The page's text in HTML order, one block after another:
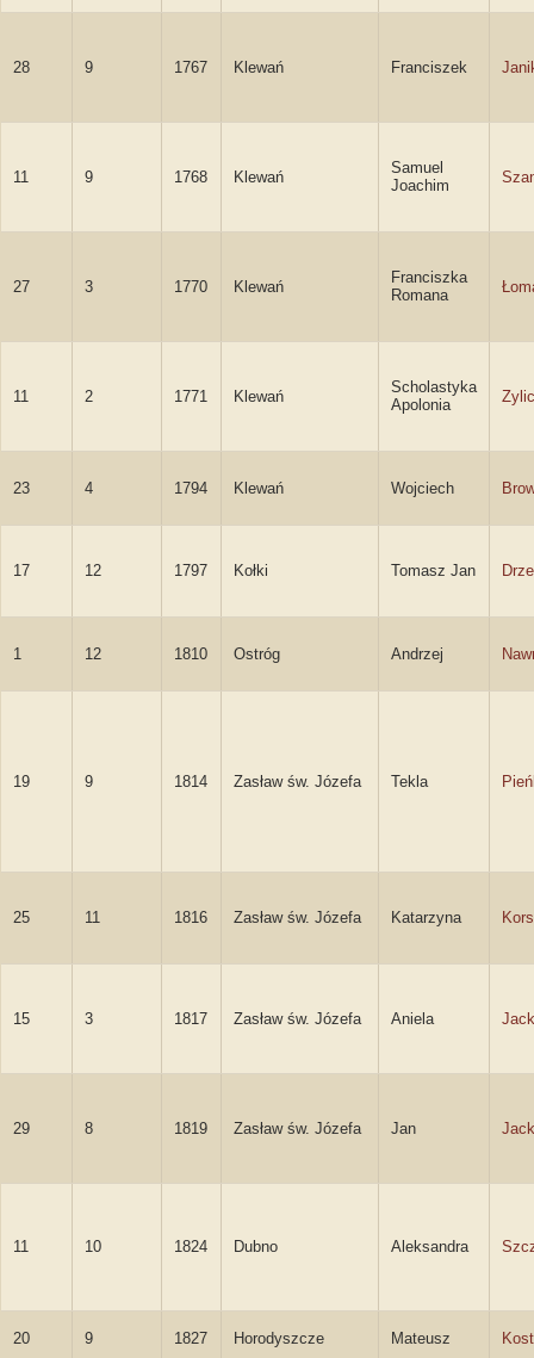
28 9 1767 Klewań Franciszek
11 9 1768 Klewań
Samuel
Joachim
27 3 1770 Klewań
Franciszka
Romana
11 2 1771 Klewań
Scholastyka
Apolonia
23 4 1794 Klewań Wojciech
17 12 1797 Kołki Tomasz Jan
1 12 1810 Ostróg Andrzej
19 9 1814 Zasław św. Józefa Tekla
25 11 1816 Zasław św. Józefa Katarzyna
15 3 1817 Zasław św. Józefa Aniela
29 8 1819 Zasław św. Józefa Jan
11 10 1824 Dubno Aleksandra
20 9 1827 Horodyszcze Mateusz